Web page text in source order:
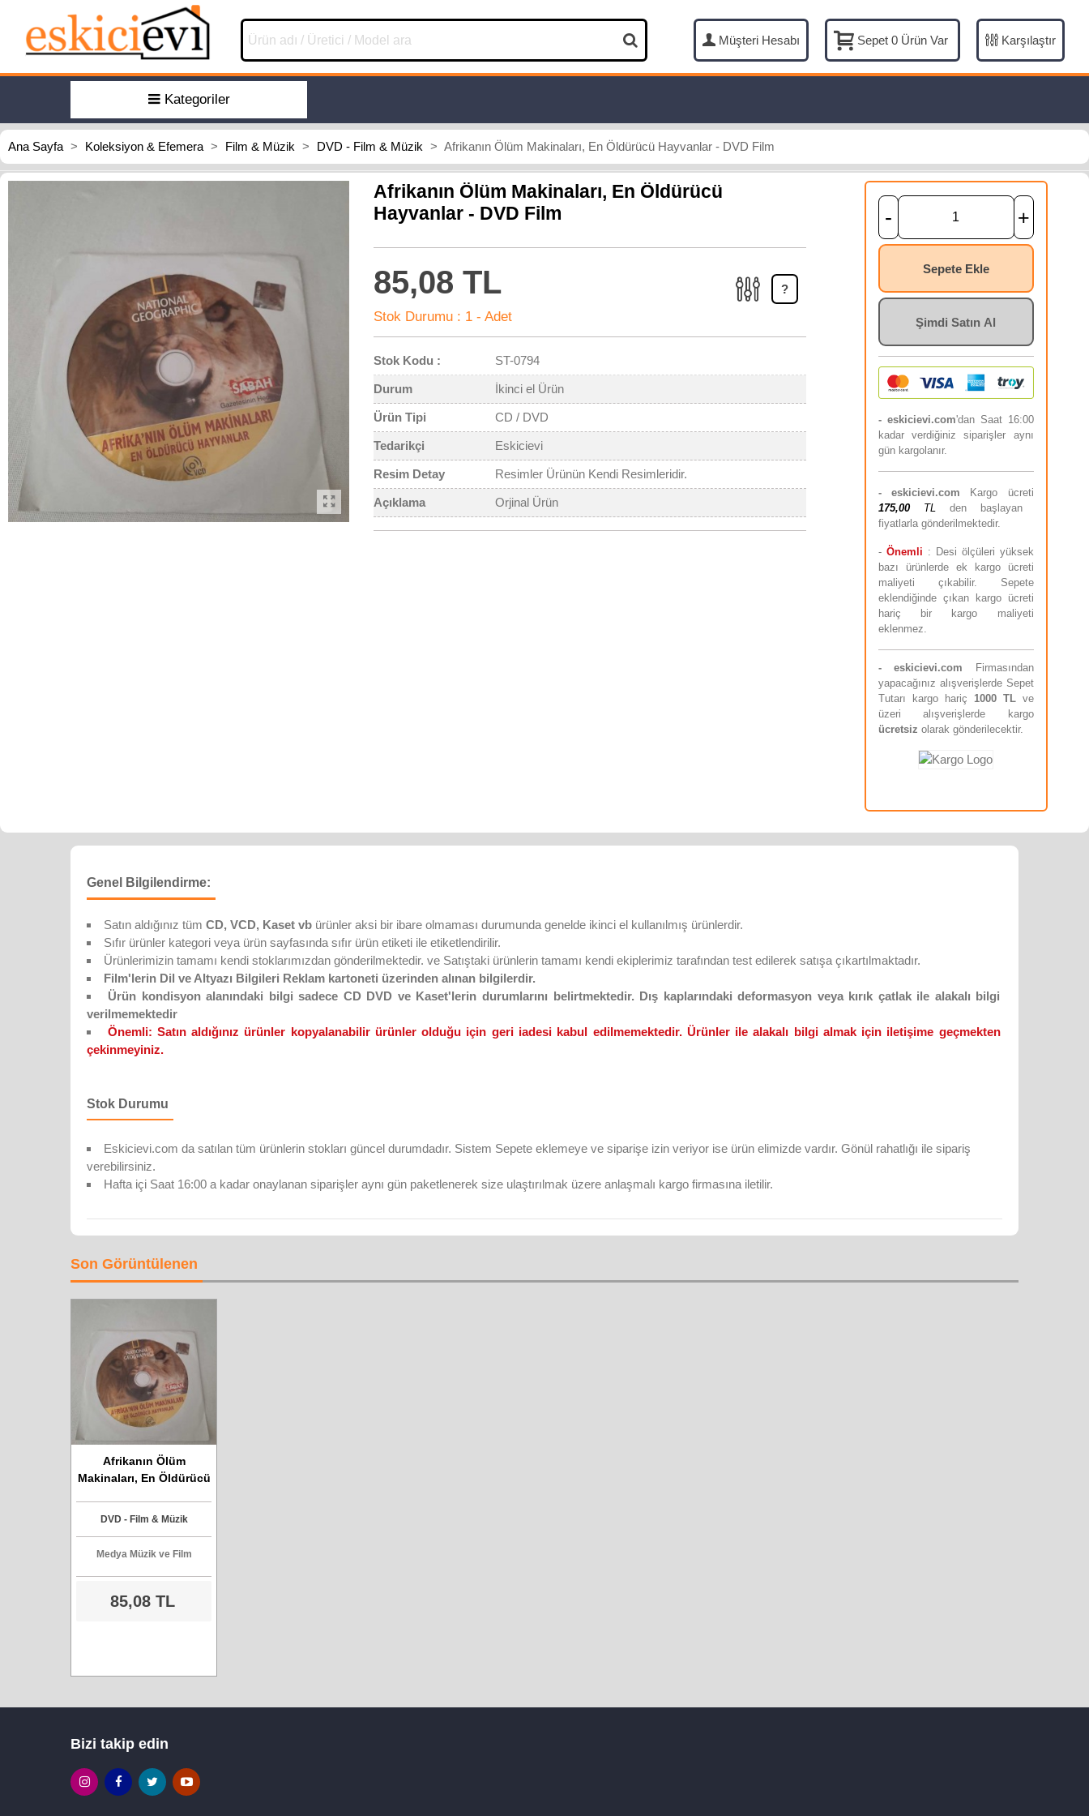
Müşteri Hesabı Sepet 0 Ürün Var Karşılaştır
Kategoriler
Ana Sayfa > Koleksiyon & Efemera > Film & Müzik > DVD - Film & Müzik > Afrikanın Ölüm Makinaları, En Öldürücü Hayvanlar - DVD Film
Afrikanın Ölüm Makinaları, En Öldürücü
Hayvanlar - DVD Film
85,08 TL
Stok Durumu : 1 - Adet
?
Stok Kodu : ST-0794
Durum İkinci el Ürün
Ürün Tipi CD / DVD
Tedarikçi Eskicievi
Resim Detay Resimler Ürünün Kendi Resimleridir.
Açıklama Orjinal Ürün
- +
Sepete Ekle
Şimdi Satın Al
- eskicievi.com'dan Saat 16:00
kadar verdiğiniz siparişler aynı
gün kargolanır.
-eskicievi.com
Kargo ücreti
175,00
TL
den başlayan
fiyatlarla gönderilmektedir.
- Önemli : Desi ölçüleri yüksek
bazı ürünlerde ek kargo ücreti
maliyeti çıkabilir. Sepete
eklendiğinde çıkan kargo ücreti
hariç bir kargo maliyeti
eklenmez.
-eskicievi.com Firmasından
yapacağınız alışverişlerde Sepet
Tutarı kargo hariç 1000 TLve
üzeri alışverişlerde kargo
ücretsiz olarak gönderilecektir.
Genel Bilgilendirme:
Satın aldığınız tüm CD, VCD, Kaset vb ürünler aksi bir ibare olmaması durumunda genelde ikinci el kullanılmış ürünlerdir.
Sıfır ürünler kategori veya ürün sayfasında sıfır ürün etiketi ile etiketlendirilir.
Ürünlerimizin tamamı kendi stoklarımızdan gönderilmektedir. ve Satıştaki ürünlerin tamamı kendi ekiplerimiz tarafından test edilerek satışa çıkartılmaktadır.
Film'lerin Dil ve Altyazı Bilgileri Reklam kartoneti üzerinden alınan bilgilerdir.
Ürün kondisyon alanındaki bilgi sadece CD DVD ve Kaset'lerin durumlarını belirtmektedir. Dış kaplarındaki deformasyon veya kırık çatlak ile alakalı bilgi
verilmemektedir
Önemli: Satın aldığınız ürünler kopyalanabilir ürünler olduğu için geri iadesi kabul edilmemektedir. Ürünler ile alakalı bilgi almak için iletişime geçmekten
çekinmeyiniz.
Stok Durumu
Eskicievi.com da satılan tüm ürünlerin stokları güncel durumdadır. Sistem Sepete eklemeye ve siparişe izin veriyor ise ürün elimizde vardır. Gönül rahatlığı ile sipariş
verebilirsiniz.
Hafta içi Saat 16:00 a kadar onaylanan siparişler aynı gün paketlenerek size ulaştırılmak üzere anlaşmalı kargo firmasına iletilir.
Son Görüntülenen
Afrikanın Ölüm
Makinaları, En Öldürücü
DVD - Film & Müzik
Medya Müzik ve Film
85,08 TL
Bizi takip edin